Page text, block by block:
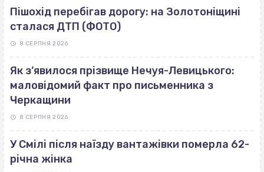
Пішохід перебігав дорогу: на Золотоніщині
сталася ДТП (ФОТО)
8 СЕРПНЯ 2026
Як з’явилося прізвище Нечуя-Левицького:
маловідомий факт про письменника з
Черкащини
8 СЕРПНЯ 2026
У Смілі після наїзду вантажівки померла 62-
річна жінка